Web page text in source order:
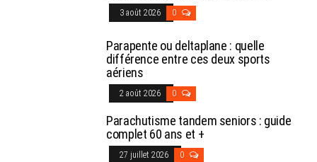
3 août 2026 0
Parapente ou deltaplane : quelle
différence entre ces deux sports
aériens
2 août 2026 0
Parachutisme tandem seniors : guide
complet 60 ans et +
27 juillet 2026 0